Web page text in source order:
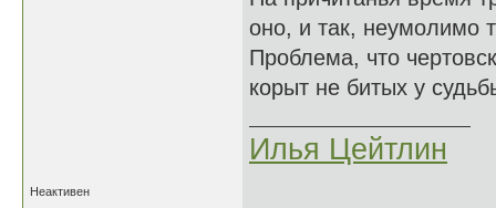
оно, и так, неумолимо
Проблема, что
корыт не битых у
Илья Цейтлин
Неактивен